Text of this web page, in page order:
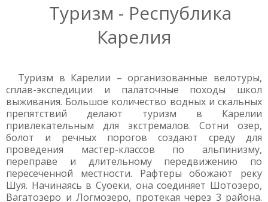
Туризм - Республика
Карелия
Туризм в Карелии – организованные велотуры,
сплав-экспедиции и палаточные походы школ
выживания. Большое количество водных и скальных
препятствий делают туризм в Карелии
привлекательным для экстремалов. Сотни озер,
болот и речных порогов создают среду для
проведения мастер-классов по альпинизму,
переправе и длительному передвижению по
пересеченной местности. Рафтеры обожают реку
Шуя. Начинаясь в Суоеки, она соединяет Шотозеро,
Вагатозеро и Логмозеро, протекая через 3 района.